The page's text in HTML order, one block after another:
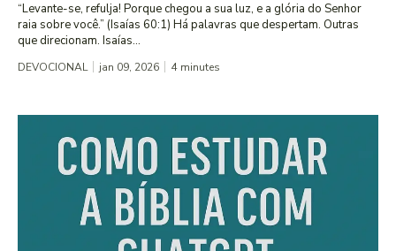
“Levante-se, refulja! Porque chegou a sua luz, e a glória do Senhor
raia sobre você.” (Isaías 60:1) Há palavras que despertam. Outras
que direcionam. Isaías...
DEVOCIONAL jan 09, 2026 4 minutes